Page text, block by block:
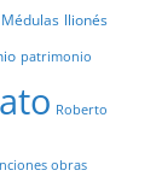
Médulas llionés
patrimonio
Roberto
obras